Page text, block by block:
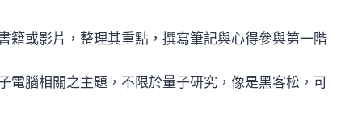
籍或影片，整理其重點，撰寫筆記與心得參與第一階
電腦相關之主題，不限於量子研究，像是黑客松，可